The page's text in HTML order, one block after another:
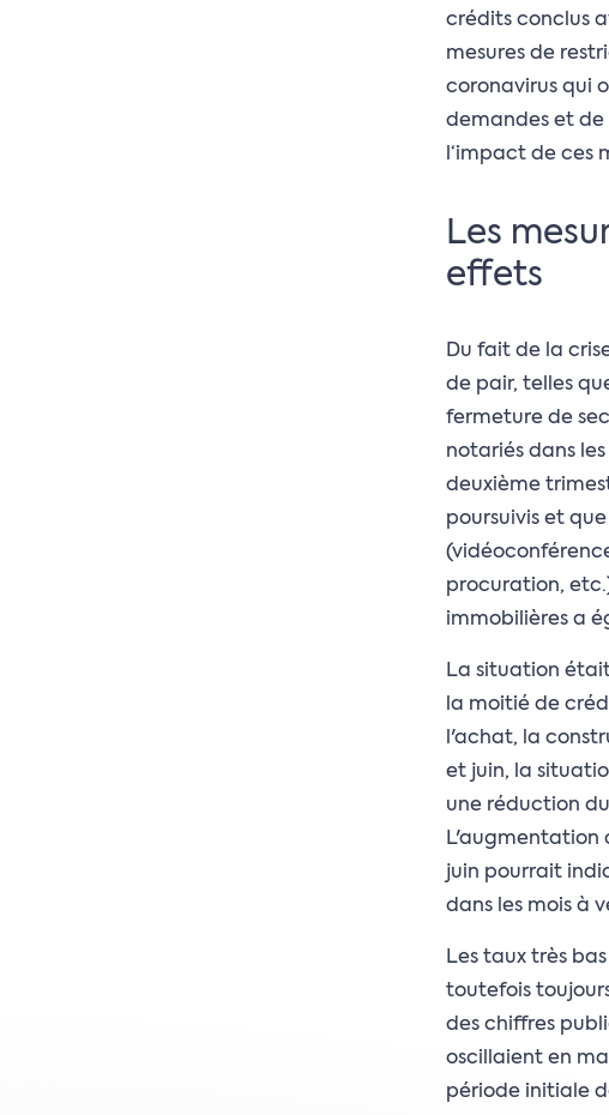
crédits conclus
mesures de
coronavirus qui
demandes et de
l‘impact de ces
Les
effets
Du fait de la
de pair, telles
fermeture de
notariés dans
deuxième
poursuivis et
procuration,
immobilières a
La situation
la moitié de
l'achat, la
et juin, la
une réduction
L'augmentation
juin pourrait
dans les mois à
Les taux très
toutefois
des chiffres
oscillaient en
période initiale